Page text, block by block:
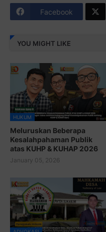
Meluruskan Beberapa
Kesalahpahaman Publik
atas KUHP & KUHAP 2026
January 05, 2026
Advokat Ini Gulirkan
Mahkamah Desa, Keadilan
Turun ke Rakyat
July 29, 2025